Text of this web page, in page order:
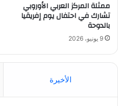
ممثلة المركز العربي الأوروبي
تشارك في احتفال يوم إفريقيا
بالدوحة
9 يونيو، 2026
الأخيرة